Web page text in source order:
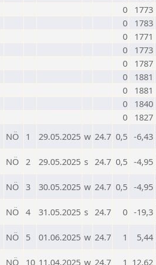
0
1773
0
1783
0
1771
0
1773
0
1787
0
1881
0
1881
0
1840
0
1827
NÖ 1 29.05.2025 w 24.7 0,5 -6,43
NÖ 2 29.05.2025 s 24.7 0,5 -4,95
NÖ 3 30.05.2025 w 24.7 0,5 -4,95
NÖ 4 31.05.2025 s 24.7 0 -19,3
NÖ 5 01.06.2025 w 24.7 1 5,44
NÖ 10 11.04.2025 w 24.7 1 12,62